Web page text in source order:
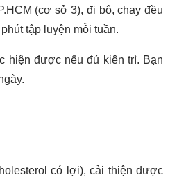
(cơ sở 3), đi bộ, chạy đều
tập luyện mỗi tuần.
hiện được nếu đủ kiên trì. Bạn
có lợi), cải thiện được